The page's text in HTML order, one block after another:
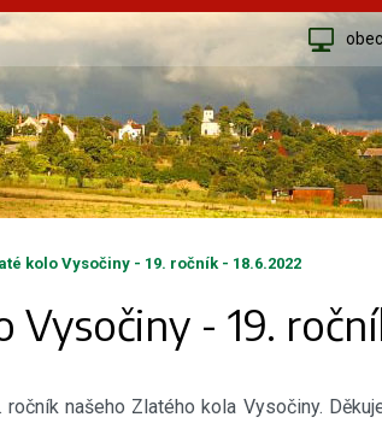
kolo Vysočiny - 19. ročník - 18.6.2022
Vysočiny - 19.
ročník našeho Zlatého kola Vysočiny.